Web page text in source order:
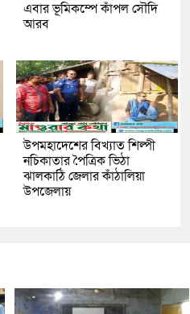
এবার ভূমিকম্পে কাঁপল সৌদি
আরব
উপমহাদেশের বিখ্যাত শিল্পী
নচিকাতার পৈত্রিক ভিঠা
ঝালকাঠি জেলার কাঁঠালিয়া
উপজেলায়